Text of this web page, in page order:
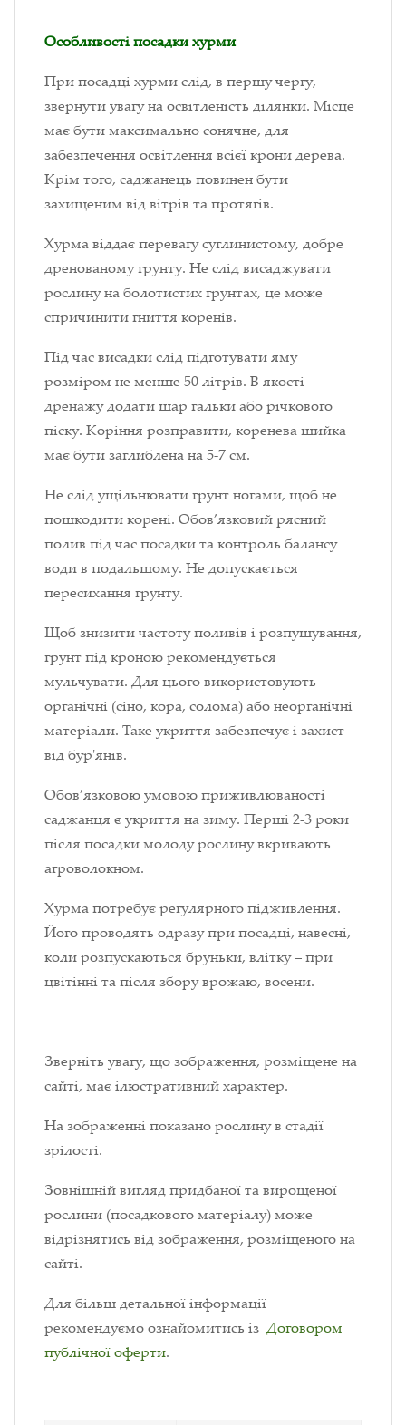
Особливості посадки хурми
При посадці хурми слід, в першу чергу,
звернути увагу на освітленість ділянки. Місце
має бути максимально сонячне, для
забезпечення освітлення всієї крони дерева.
Крім того, саджанець повинен бути
захищеним від вітрів та протягів.
Хурма віддає перевагу суглинистому, добре
дренованому грунту. Не слід висаджувати
рослину на болотистих грунтах, це може
спричинити гниття коренів.
Під час висадки слід підготувати яму
розміром не менше 50 літрів. В якості
дренажу додати шар гальки або річкового
піску. Коріння розправити, коренева шийка
має бути заглиблена на 5-7 см.
Не слід ущільнювати грунт ногами, щоб не
пошкодити корені. Обов’язковий рясний
полив під час посадки та контроль балансу
води в подальшому. Не допускається
пересихання грунту.
Щоб знизити частоту поливів і розпушування,
грунт під кроною рекомендується
мульчувати. Для цього використовують
органічні (сіно, кора, солома) або неорганічні
матеріали. Таке укриття забезпечує і захист
від бур'янів.
Обов’язковою умовою приживлюваності
саджанця є укриття на зиму. Перші 2-3 роки
після посадки молоду рослину вкривають
агроволокном.
Хурма потребує регулярного підживлення.
Його проводять одразу при посадці, навесні,
коли розпускаються бруньки, влітку – при
цвітінні та після збору врожаю, восени.
Зверніть увагу, що зображення, розміщене на
сайті, має ілюстративний характер.
На зображенні показано рослину в стадії
зрілості.
Зовнішній вигляд придбаної та вирощеної
рослини (посадкового матеріалу) може
відрізнятись від зображення, розміщеного на
сайті.
Для більш детальної інформації
рекомендуємо ознайомитись із Договором
публічної оферти.